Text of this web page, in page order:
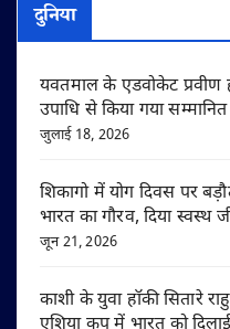
दुनिया
यवतमाल के एडवोकेट प्रवीण
उपाधि से किया गया सम्मानित
जुलाई 18, 2026
शिकागो में योग दिवस पर
भारत का गौरव, दिया स्वस्थ
जून 21, 2026
काशी के युवा हॉकी सितारे